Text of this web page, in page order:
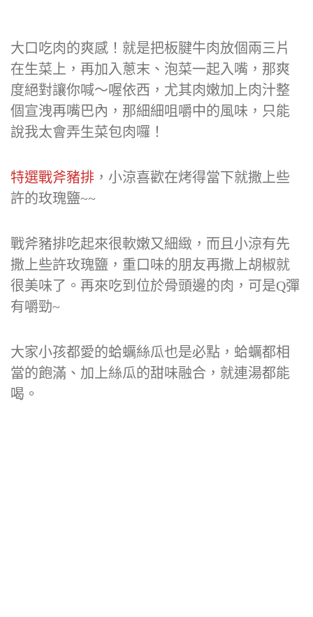
大口吃肉的爽感！就是把板腱牛肉放個兩三片
在生菜上，再加入蔥末、泡菜一起入嘴，那爽
度絕對讓你喊～喔依西，尤其肉嫩加上肉汁整
個宣洩再嘴巴內，那細細咀嚼中的風味，只能
說我太會弄生菜包肉囉！
特選戰斧豬排 ，小涼喜歡在烤得當下就撒上些
許的玫瑰鹽~~
戰斧豬排吃起來很軟嫩又細緻，而且小涼有先
撒上些許玫瑰鹽，重口味的朋友再撒上胡椒就
很美味了。再來吃到位於骨頭邊的肉，可是Q彈
有嚼勁~
大家小孩都愛的蛤蠣絲瓜也是必點，蛤蠣都相
當的飽滿、加上絲瓜的甜味融合，就連湯都能
喝。